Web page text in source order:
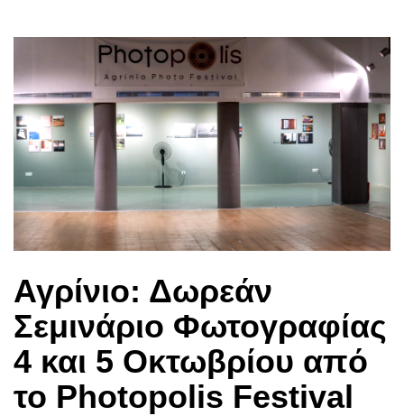
Αγρίνιο: Δωρεάν
Σεμινάριο Φωτογραφίας
4 και 5 Οκτωβρίου από
το Photopolis Festival